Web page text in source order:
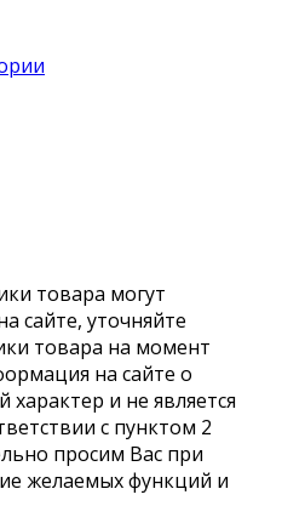
товара могут
сайте, уточняйте
товара на момент
на сайте о
и не является
с пунктом 2
просим Вас при
желаемых функций и